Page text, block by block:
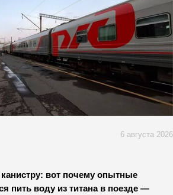
6 августа 2026
вот почему опытные
пить воду из титана в поезде —